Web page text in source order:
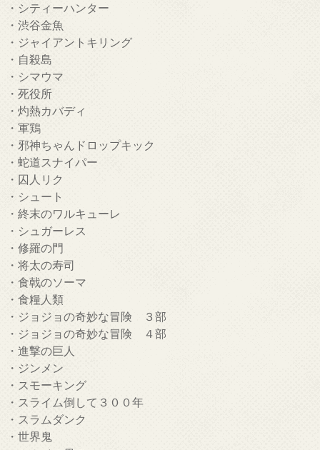
・シティーハンター
・渋谷金魚
・ジャイアントキリング
・自殺島
・シマウマ
・死役所
・灼熱カバディ
・軍鶏
・邪神ちゃんドロップキック
・蛇道スナイパー
・囚人リク
・シュート
・終末のワルキューレ
・シュガーレス
・修羅の門
・将太の寿司
・食戟のソーマ
・食糧人類
・ジョジョの奇妙な冒険 ３部
・ジョジョの奇妙な冒険 ４部
・進撃の巨人
・ジンメン
・スモーキング
・スライム倒して３００年
・スラムダンク
・世界鬼